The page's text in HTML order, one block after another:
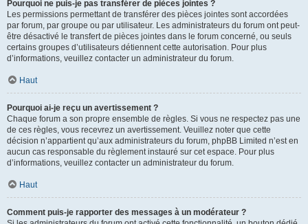
Pourquoi ne puis-je pas transférer de pièces jointes ?
Les permissions permettant de transférer des pièces jointes sont accordées
par forum, par groupe ou par utilisateur. Les administrateurs du forum ont peut-
être désactivé le transfert de pièces jointes dans le forum concerné, ou seuls
certains groupes d’utilisateurs détiennent cette autorisation. Pour plus
d’informations, veuillez contacter un administrateur du forum.
Haut
Pourquoi ai-je reçu un avertissement ?
Chaque forum a son propre ensemble de règles. Si vous ne respectez pas une
de ces règles, vous recevrez un avertissement. Veuillez noter que cette
décision n’appartient qu’aux administrateurs du forum, phpBB Limited n’est en
aucun cas responsable du règlement instauré sur cet espace. Pour plus
d’informations, veuillez contacter un administrateur du forum.
Haut
Comment puis-je rapporter des messages à un modérateur ?